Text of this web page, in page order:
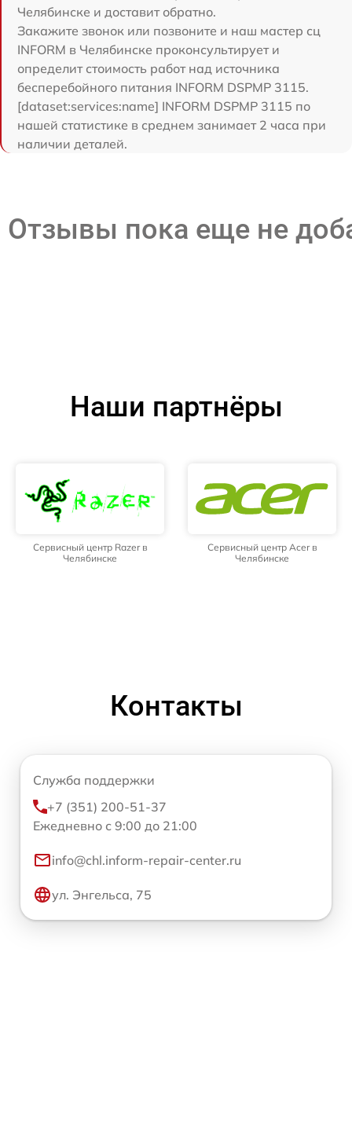
Челябинске и доставит обратно.
Закажите звонок или позвоните и наш мастер сц
INFORM в Челябинске проконсультирует и
определит стоимость работ над источника
бесперебойного питания INFORM DSPMP 3115.
[dataset:services:name] INFORM DSPMP 3115 по
нашей статистике в среднем занимает 2 часа при
наличии деталей.
Отзывы пока еще не
Наши партнёры
Сервисный центр Razer в
Челябинске
Сервисный центр Acer в
Челябинске
Контакты
Служба поддержки
+7 (351) 200-51-37
Ежедневно с 9:00 до 21:00
info@chl.inform-repair-center.ru
ул. Энгельса, 75